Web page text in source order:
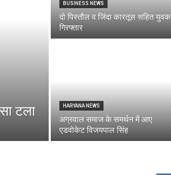
News
टला
BUSINESS NEWS
दो पिस्तौल व जिंदा कारतूस सहित युवक
गिरफ्तार
HARYANA NEWS
अग्रवाल समाज के समर्थन में आए
एडवोकेट विजयपाल सिंह